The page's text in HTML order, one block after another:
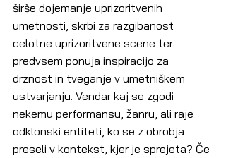
širše dojemanje uprizoritvenih
umetnosti, skrbi za razgibanost
celotne uprizoritvene scene ter
predvsem ponuja inspiracijo za
drznost in tveganje v umetniškem
ustvarjanju. Vendar kaj se zgodi
nekemu performansu, žanru, ali raje
odklonski entiteti, ko se z obrobja
preseli v kontekst, kjer je sprejeta? Če